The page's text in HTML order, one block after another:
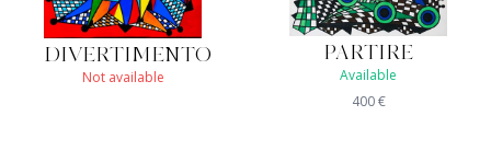
DIVERTIMENTO
Not available
PARTIRE
Available
400€